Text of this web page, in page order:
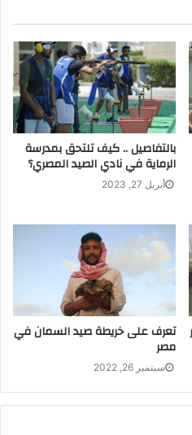
العجين
مكونات منزلية بسيطة،
سياحي طازج، ولا يفضل
قطن للتماسك ولا أفضله
قم بخلط الخبز مع مقدار مناسب من المياه لمدة 20 دقيقة ثم
طحنه جيدًا إلى العجين، ثم أضف
بالتفاصيل .. كيف تلتحق بمدرسة
الرماية في نادي الصيد المصري؟
أبريل 27, 2023
تعرف على خريطة صيد السمان في
مصر
سبتمبر 26, 2022